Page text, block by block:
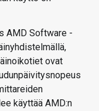
AMD Software -
ovat
käyttää AMD:n